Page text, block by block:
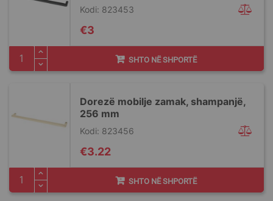
Kodi: 823453
€3
SHTO NË SHPORTË
Dorezë mobilje zamak, shampanjë,
256 mm
Kodi: 823456
€3.22
SHTO NË SHPORTË